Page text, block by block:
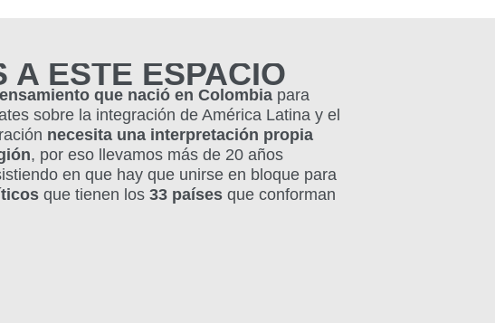
A ESTE ESPACIO
que nació en Colombia para
sobre la integración de América Latina y el
necesita una interpretación propia
, por eso llevamos más de 20 años
en que hay que unirse en bloque para
que tienen los33 países que conforman